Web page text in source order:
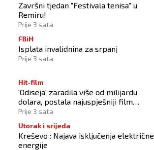
Završni tjedan "Festivala tenisa" u
Remiru!
Prije 3 sata
FBiH
Isplata invalidnina za srpanj
Prije 3 sata
Hit-film
'Odiseja' zaradila više od milijardu
dolara, postala najuspješniji film
Christophera Nolana
Prije 3 sata
Utorak i srijeda
Kreševo : Najava isključenja električne
energije